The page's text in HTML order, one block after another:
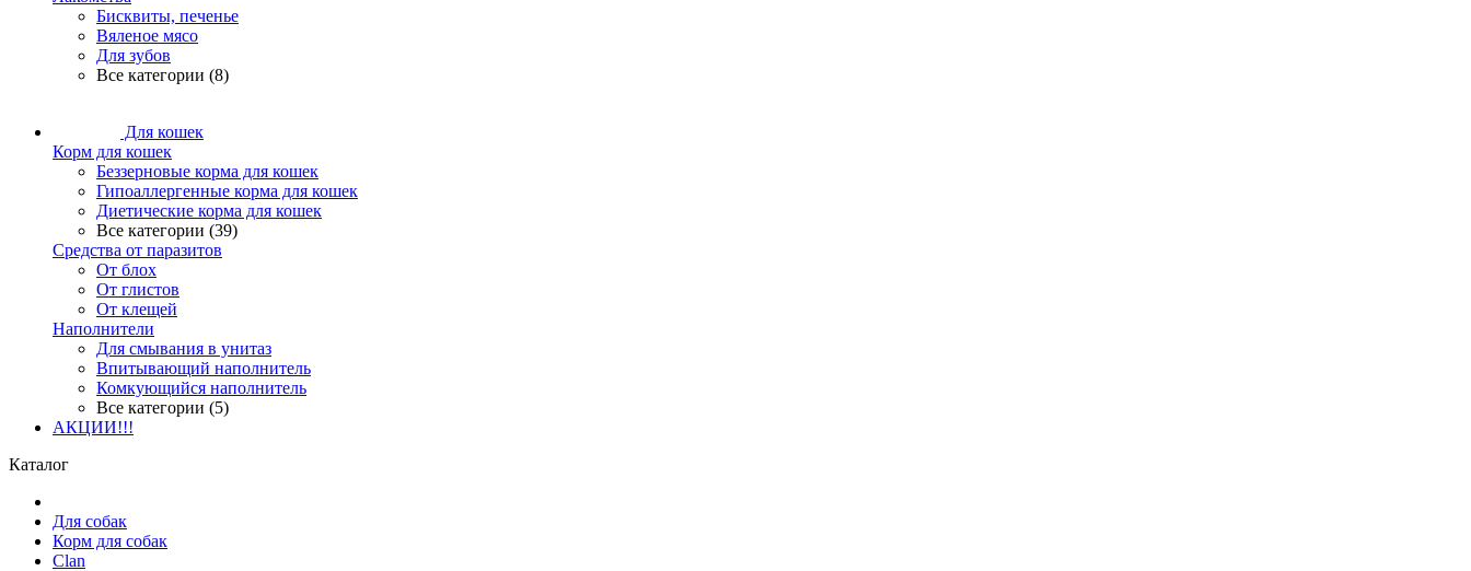
Бисквиты, печенье
Вяленое мясо
Для зубов
Все категории (8)
Для кошек
Корм для кошек
Беззерновые корма для кошек
Гипоаллергенные корма для кошек
Диетические корма для кошек
Все категории (39)
Средства от паразитов
От блох
От глистов
От клещей
Наполнители
Для смывания в унитаз
Впитывающий наполнитель
Комкующийся наполнитель
Все категории (5)
АКЦИИ!!!
Каталог
Для собак
Корм для собак
Clan